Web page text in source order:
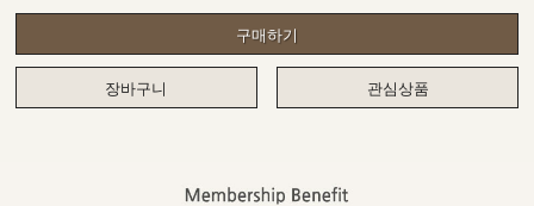
구매하기
장바구니 관심상품